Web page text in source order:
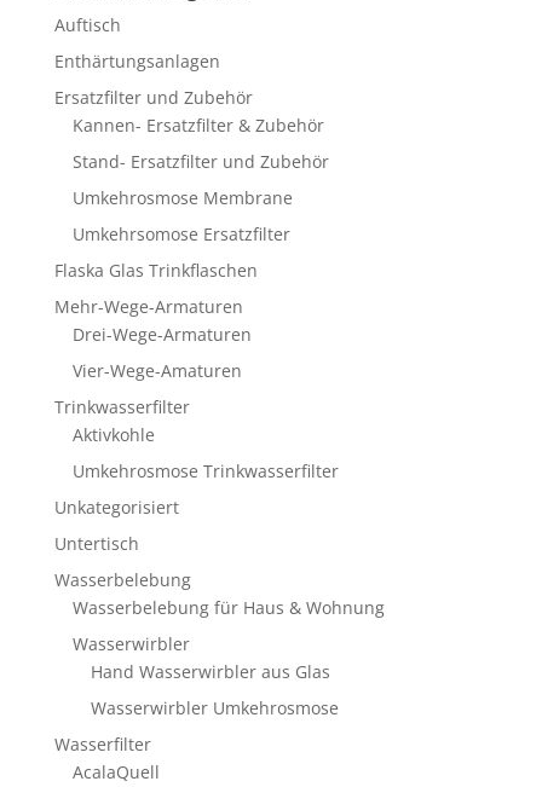
Auftisch
Enthärtungsanlagen
Ersatzfilter und Zubehör
Kannen- Ersatzfilter & Zubehör
Stand- Ersatzfilter und Zubehör
Umkehrosmose Membrane
Umkehrsomose Ersatzfilter
Flaska Glas Trinkflaschen
Mehr-Wege-Armaturen
Drei-Wege-Armaturen
Vier-Wege-Amaturen
Trinkwasserfilter
Aktivkohle
Umkehrosmose Trinkwasserfilter
Unkategorisiert
Untertisch
Wasserbelebung
Wasserbelebung für Haus & Wohnung
Wasserwirbler
Hand Wasserwirbler aus Glas
Wasserwirbler Umkehrosmose
Wasserfilter
AcalaQuell